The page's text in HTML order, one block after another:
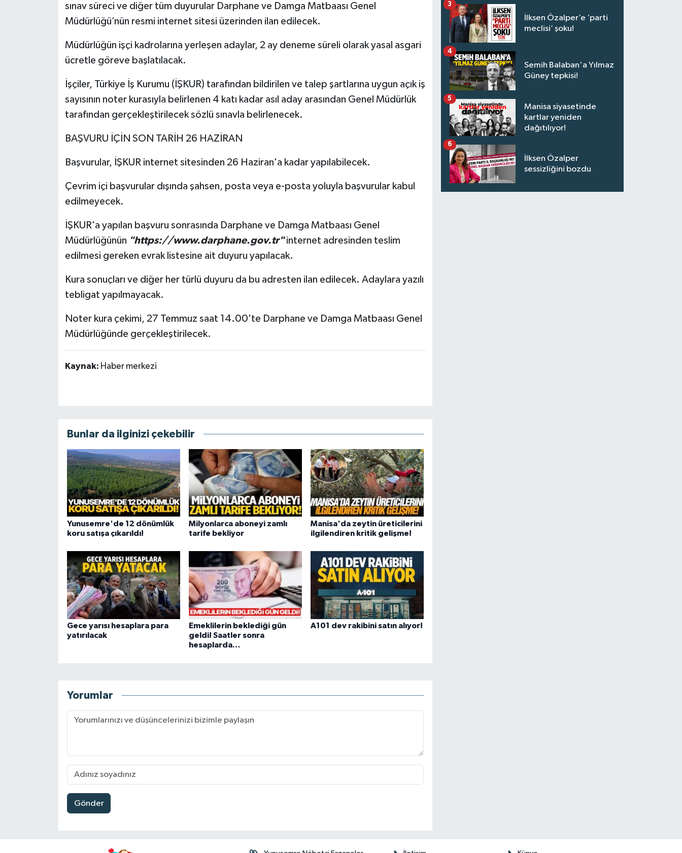
sınav süreci ve diğer tüm duyurular Darphane ve Damga Matbaası Genel
Müdürlüğü’nün resmi internet sitesi üzerinden ilan edilecek.
Müdürlüğün işçi kadrolarına yerleşen adaylar, 2 ay deneme süreli olarak yasal asgari
ücretle göreve başlatılacak.
İşçiler, Türkiye İş Kurumu (İŞKUR) tarafından bildirilen ve talep şartlarına uygun açık iş
sayısının noter kurasıyla belirlenen 4 katı kadar asıl aday arasından Genel Müdürlük
tarafından gerçekleştirilecek sözlü sınavla belirlenecek.
BAŞVURU İÇİN SON TARİH 26 HAZİRAN
Başvurular, İŞKUR internet sitesinden 26 Haziran'a kadar yapılabilecek.
Çevrim içi başvurular dışında şahsen, posta veya e-posta yoluyla başvurular kabul
edilmeyecek.
İŞKUR'a yapılan başvuru sonrasında Darphane ve Damga Matbaası Genel
Müdürlüğünün "https://www.darphane.gov.tr"internet adresinden teslim
edilmesi gereken evrak listesine ait duyuru yapılacak.
Kura sonuçları ve diğer her türlü duyuru da bu adresten ilan edilecek. Adaylara yazılı
tebligat yapılmayacak.
Noter kura çekimi, 27 Temmuz saat 14.00'te Darphane ve Damga Matbaası Genel
Müdürlüğünde gerçekleştirilecek.
Kaynak: Haber merkezi
Bunlar da ilginizi çekebilir
Yunusemre'de 12 dönümlük
koru satışa çıkarıldı!
Milyonlarca aboneyi zamlı
tarife bekliyor
Manisa'da zeytin üreticilerini
ilgilendiren kritik gelişme!
Gece yarısı hesaplara para
yatırılacak
Emeklilerin beklediği gün
geldi! Saatler sonra
hesaplarda…
A101 dev rakibini satın alıyor!
Yorumlar
Gönder
İlksen Özalper’e ‘parti
meclisi’ şoku!
3
Semih Balaban'a Yılmaz
Güney tepkisi!
4
Manisa siyasetinde
kartlar yeniden
dağıtılıyor!
5
İlksen Özalper
sessizliğini bozdu
6